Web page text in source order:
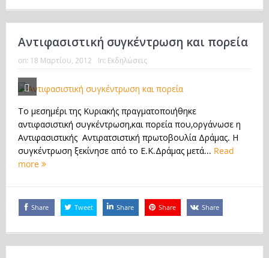
Αντιφασιστική συγκέντρωση και πορεία
on: 18 Μαρτίου, 2012 In: Εκδηλώσεις
Το μεσημέρι της Κυριακής πραγματοποιήθηκε
αντιφασιστική συγκέντρωση,και πορεία που,οργάνωσε η
Αντιφασιστικής Αντιρατσιστική πρωτοβουλία Δράμας. Η
συγκέντρωση ξεκίνησε από το Ε.Κ.Δράμας μετά... Read
more
Share Tweet Share Share Share